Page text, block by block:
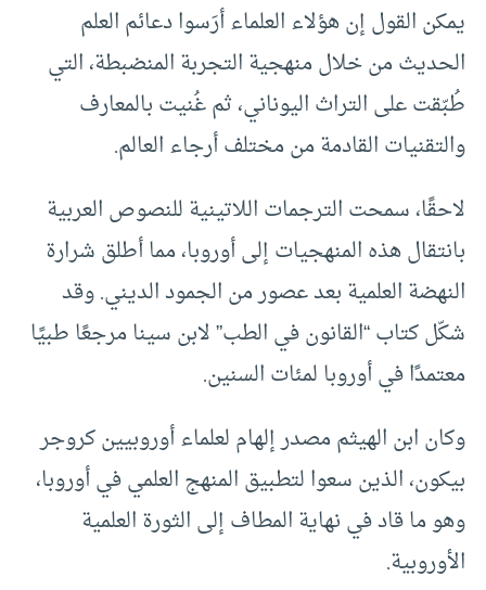
يمكن القول إن هؤلاء العلماء أرَسوا دعائم العلم
الحديث من خلال منهجية التجربة المنضبطة، التي
طُبّقت على التراث اليوناني، ثم غُنيت بالمعارف
والتقنيات القادمة من مختلف أرجاء العالم.
لاحقًا، سمحت الترجمات اللاتينية للنصوص العربية
بانتقال هذه المنهجيات إلى أوروبا، مما أطلق شرارة
النهضة العلمية بعد عصور من الجمود الديني. وقد
شكّل كتاب “القانون في الطب” لابن سينا مرجعًا طبيًا
معتمدًا في أوروبا لمئات السنين.
وكان ابن الهيثم مصدر إلهام لعلماء أوروبيين كروجر
بيكون، الذين سعوا لتطبيق المنهج العلمي في أوروبا،
وهو ما قاد في نهاية المطاف إلى الثورة العلمية
الأوروبية.